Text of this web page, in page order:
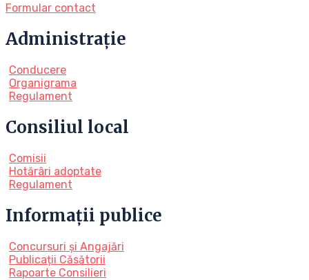
Formular contact
Administrație
Conducere
Organigrama
Regulament
Consiliul local
Comisii
Hotărâri adoptate
Regulament
Informații publice
Concursuri și Angajări
Publicații Căsătorii
Rapoarte Consilieri